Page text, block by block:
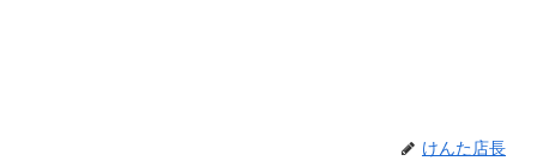
けんた店長